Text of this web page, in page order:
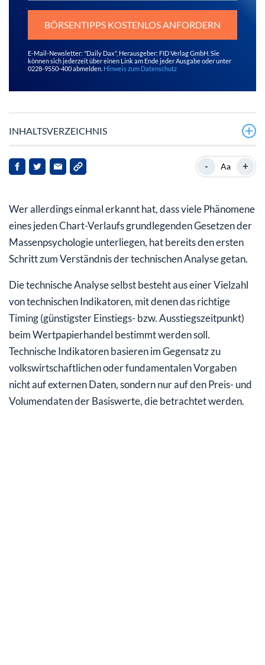
BÖRSENTIPPS KOSTENLOS ANFORDERN
E-Mail-Newsletter: "Daily Dax", Herausgeber: FID Verlag GmbH. Sie
können sich jederzeit über einen Link am Ende jeder Ausgabe oder unter
0228-9550-400 abmelden. Hinweis zum Datenschutz
INHALTSVERZEICHNIS
Beispiele für technische Indikatoren: vom Gleitenden
Durchschnitt zum Stochastik Indikator
- Aa +
Wer allerdings einmal erkannt hat, dass viele Phänomene
eines jeden Chart-Verlaufs grundlegenden Gesetzen der
Massenpsychologie unterliegen, hat bereits den ersten
Schritt zum Verständnis der technischen Analyse getan.
Die technische Analyse selbst besteht aus einer Vielzahl
von technischen Indikatoren, mit denen das richtige
Timing (günstigster Einstiegs- bzw. Ausstiegszeitpunkt)
beim Wertpapierhandel bestimmt werden soll.
Technische Indikatoren basieren im Gegensatz zu
volkswirtschaftlichen oder fundamentalen Vorgaben
nicht auf externen Daten, sondern nur auf den Preis- und
Volumendaten der Basiswerte, die betrachtet werden.